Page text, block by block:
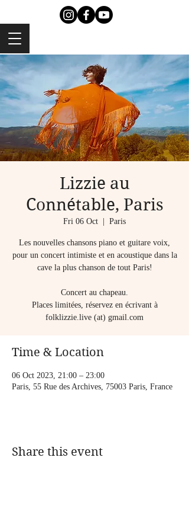
Lizzie au
Connétable, Paris
Fri 06 Oct Paris
Les nouvelles chansons piano et guitare voix,
pour un concert intimiste et en acoustique dans la
cave la plus chanson de tout Paris!
Concert au chapeau.
Places limitées, réservez en écrivant à
folklizzie.live (at) gmail.com
Time & Location
06 Oct 2023, 21:00 – 23:00
Paris, 55 Rue des Archives, 75003 Paris, France
Share this event